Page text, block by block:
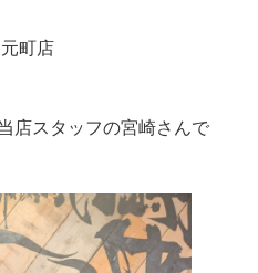
町店
店スタッフの宮崎さんで